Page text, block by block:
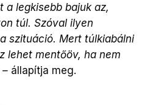
a legkisebb bajuk az,
túl. Szóval ilyen
szituáció. Mert túlkiabálni
lehet mentőöv, ha nem
– állapítja meg.